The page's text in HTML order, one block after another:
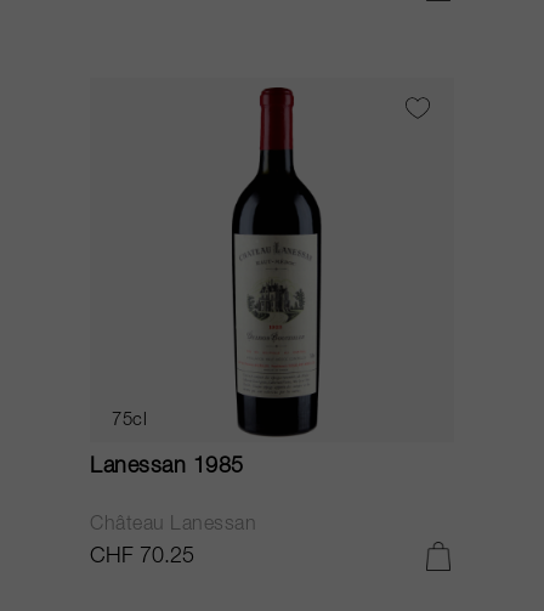
75cl
Lanessan 1985
Château Lanessan
CHF 70.25